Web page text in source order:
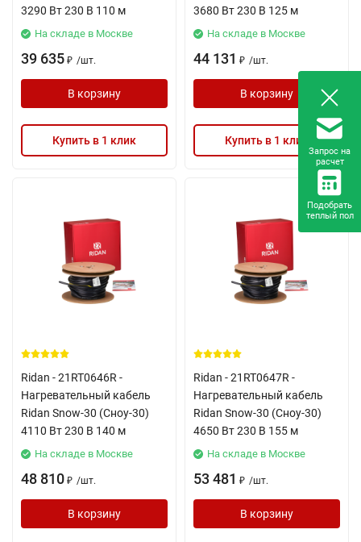
3290 Вт 230 В 110 м
На складе в Москве
39 635 ₽ /шт.
В корзину
Купить в 1 клик
3680 Вт 230 В 125 м
На складе в Москве
44 131 ₽ /шт.
В корзину
Купить в 1 клик
Ridan - 21RT0646R -
Нагревательный кабель
Ridan Snow-30 (Сноу-30)
4110 Вт 230 В 140 м
На складе в Москве
48 810 ₽ /шт.
В корзину
Ridan - 21RT0647R -
Нагревательный кабель
Ridan Snow-30 (Сноу-30)
4650 Вт 230 В 155 м
На складе в Москве
53 481 ₽ /шт.
В корзину
Запрос на
расчет
Подобрать
теплый пол